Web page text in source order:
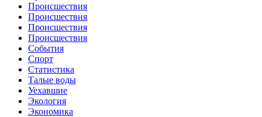
Происшествия
Происшествия
Происшествия
Происшествия
События
Спорт
Статистика
Талые воды
Уехавшие
Экология
Экономика